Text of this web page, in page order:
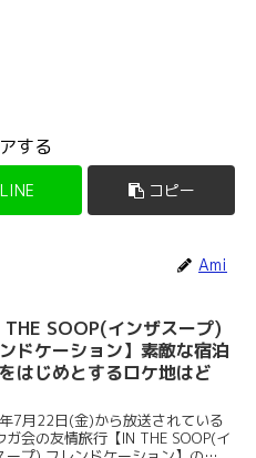
する
LINE コピー
Ami
THE SOOP(インザスープ)
ドケーション】素敵な宿泊
はじめとするロケ地はど
7月22日(金)から放送されている
ガ会の友情旅行【IN THE SOOP(イ